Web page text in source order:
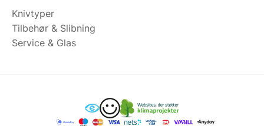
Knivtyper
Tilbehør & Slibning
Service & Glas